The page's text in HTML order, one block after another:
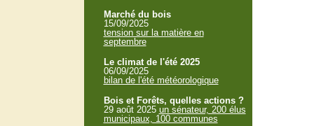
Marché du bois
15/09/2025
tension sur la matière en
septembre
Le climat de l'été 2025
06/09/2025
bilan de l'été météorologique
Bois et Forêts, quelles actions ?
29 août 2025 un sénateur, 200 élus
municipaux, 100 communes